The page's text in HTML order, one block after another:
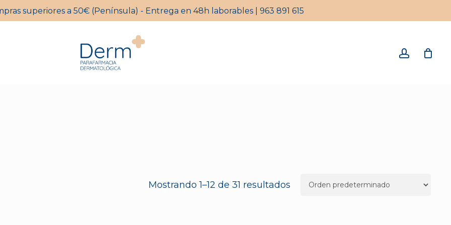
superiores a 50€ (Península) - Entrega en 48h laborables | 963 891 615
account
Carrito Close
Mostrando 1–12 de 31 resultados